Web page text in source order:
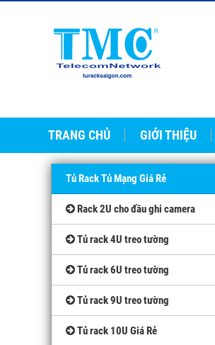
TRANG CHỦ GIỚI THIỆU
Tủ Rack Tủ Mạng Giá Rẻ
Rack 2U cho đầu ghi camera
Tủ rack 4U treo tường
Tủ rack 6U treo tường
Tủ rack 9U treo tường
Tủ rack 10U Giá Rẻ